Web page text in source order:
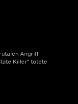
Angriff
Killer" tötete